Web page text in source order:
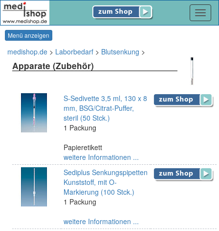
Menü anzeigen
medishop.de > Laborbedarf > Blutsenkung >
Apparate (Zubehör)
S-Sedivette 3,5 ml, 130 x 8
mm, BSG/Citrat-Puffer,
steril (50 Stck.)
1 Packung
Papieretikett
weitere Informationen ...
Sediplus Senkungspipetten
Kunststoff, mit O-
Markierung (100 Stck.)
1 Packung
weitere Informationen ...